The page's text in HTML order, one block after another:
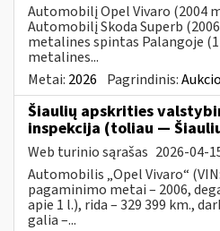
Automobilį Opel Vivaro (2004
Automobilį Skoda Superb
metalines spintas Palangoje
metalines...
Metai: 2026 Pagrindinis:
Šiaulių apskrities
inspekcija (toliau —
Web turinio sąrašas 2026-04-
Automobilis „Opel Vivaro“
pagaminimo metai – 2006,
apie 1 l.), rida – 329 399 km.,
galia –...